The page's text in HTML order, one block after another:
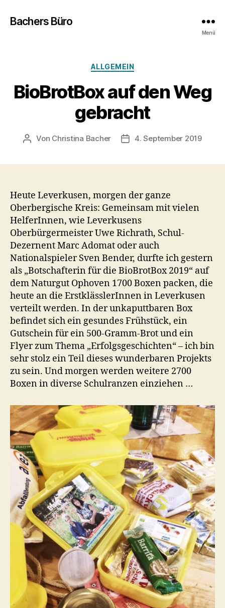
Bachers Büro
Menü
Kategorien
ALLGEMEIN
BioBrotBox auf den Weg
gebracht
Beitragsautor
Von Christina Bacher Veröffentlichungsdatum
4. September 2019
Heute Leverkusen, morgen der ganze
Oberbergische Kreis: Gemeinsam mit vielen
HelferInnen, wie Leverkusens
Oberbürgermeister Uwe Richrath, Schul-
Dezernent Marc Adomat oder auch
Nationalspieler Sven Bender, durfte ich gestern
als „Botschafterin für die BioBrotBox 2019“ auf
dem Naturgut Ophoven 1700 Boxen packen, die
heute an die ErstklässlerInnen in Leverkusen
verteilt werden. In der unkaputtbaren Box
befindet sich ein gesundes Frühstück, ein
Gutschein für ein 500-Gramm-Brot und ein
Flyer zum Thema „Erfolgsgeschichten“ – ich bin
sehr stolz ein Teil dieses wunderbaren Projekts
zu sein. Und morgen werden weitere 2700
Boxen in diverse Schulranzen einziehen …